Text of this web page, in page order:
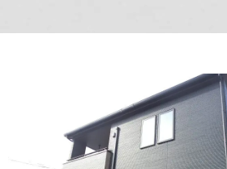
実例集・お客様の声
むぎくらについて